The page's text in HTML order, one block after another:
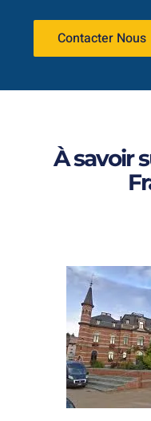
Contacter Nous
À savoir